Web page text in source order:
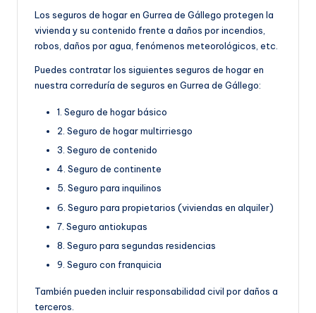
Los seguros de hogar en Gurrea de Gállego protegen la
vivienda y su contenido frente a daños por incendios,
robos, daños por agua, fenómenos meteorológicos, etc.
Puedes contratar los siguientes seguros de hogar en
nuestra correduría de seguros en Gurrea de Gállego:
1. Seguro de hogar básico
2. Seguro de hogar multirriesgo
3. Seguro de contenido
4. Seguro de continente
5. Seguro para inquilinos
6. Seguro para propietarios (viviendas en alquiler)
7. Seguro antiokupas
8. Seguro para segundas residencias
9. Seguro con franquicia
También pueden incluir responsabilidad civil por daños a
terceros.